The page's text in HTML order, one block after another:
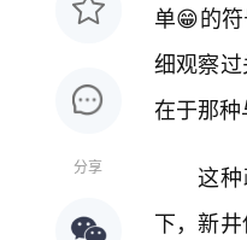
分享
单😁的
细观察
在于那
这
下，新